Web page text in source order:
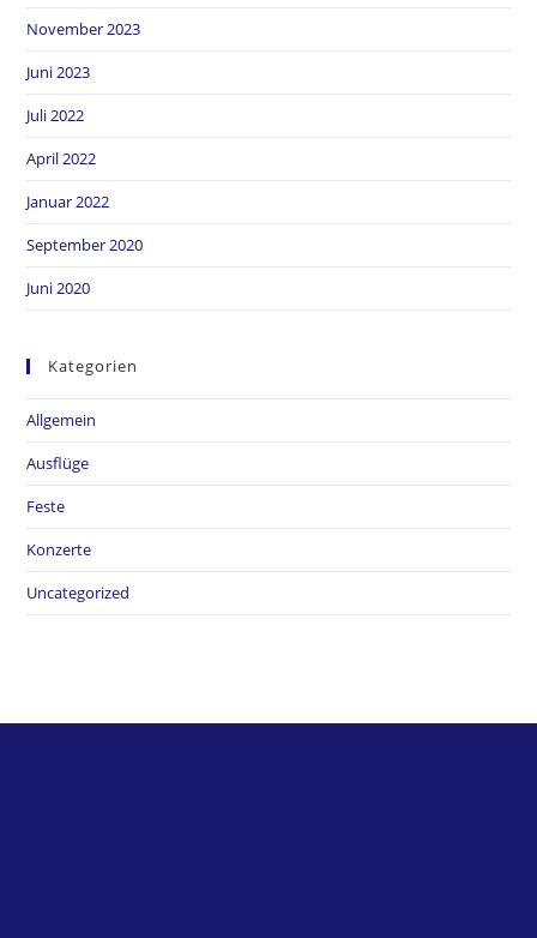
November 2023
Juni 2023
Juli 2022
April 2022
Januar 2022
September 2020
Juni 2020
Kategorien
Allgemein
Ausflüge
Feste
Konzerte
Uncategorized